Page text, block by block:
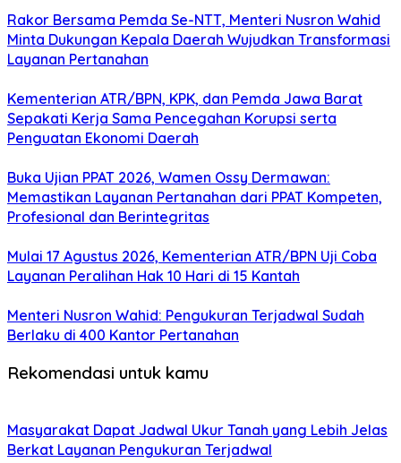
Rakor Bersama Pemda Se-NTT, Menteri Nusron Wahid
Minta Dukungan Kepala Daerah Wujudkan Transformasi
Layanan Pertanahan
Kementerian ATR/BPN, KPK, dan Pemda Jawa Barat
Sepakati Kerja Sama Pencegahan Korupsi serta
Penguatan Ekonomi Daerah
Buka Ujian PPAT 2026, Wamen Ossy Dermawan:
Memastikan Layanan Pertanahan dari PPAT Kompeten,
Profesional dan Berintegritas
Mulai 17 Agustus 2026, Kementerian ATR/BPN Uji Coba
Layanan Peralihan Hak 10 Hari di 15 Kantah
Menteri Nusron Wahid: Pengukuran Terjadwal Sudah
Berlaku di 400 Kantor Pertanahan
Rekomendasi untuk kamu
Masyarakat Dapat Jadwal Ukur Tanah yang Lebih Jelas
Berkat Layanan Pengukuran Terjadwal